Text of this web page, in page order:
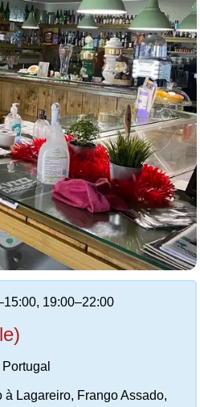
19:00–22:00
Lagareiro, Frango Assado,